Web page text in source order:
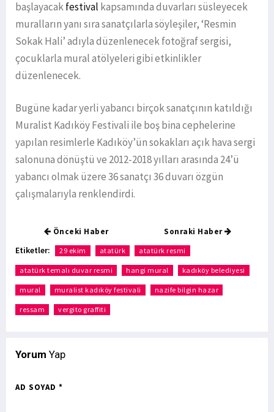
başlayacakfestival kapsamında duvarları süsleyecek
muralların yanı sıra sanatçılarla söyleşiler, ‘Resmin
Sokak Hali’ adıyla düzenlenecek fotoğraf sergisi,
çocuklarla mural atölyeleri gibi etkinlikler
düzenlenecek.
Bugüne kadar yerli yabancı birçok sanatçının katıldığı
Muralist Kadıköy Festivali ile boş bina cephelerine
yapılan resimlerle Kadıköy’ün sokakları açık hava sergi
salonuna dönüştü ve 2012-2018 yılları arasında 24’ü
yabancı olmak üzere 36 sanatçı 36 duvarı özgün
çalışmalarıyla renklendirdi.
Önceki Haber Sonraki Haber
Etiketler: 29 ekim atatürk atatürk resmi
atatürk temalı duvar resmi hangi mural kadıköy belediyesi
mural muralist kadıköy festivali nazife bilgin hazar
ressam vergito graffiti
Yorum Yap
AD SOYAD *